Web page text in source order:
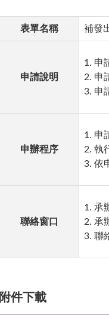
表單名稱 補發
申請說明
1. 申
2. 申
3. 申
申辦程序
1. 申
2. 執
3. 依
聯絡窗口
1. 承
2. 承
3. 聯
附件下載